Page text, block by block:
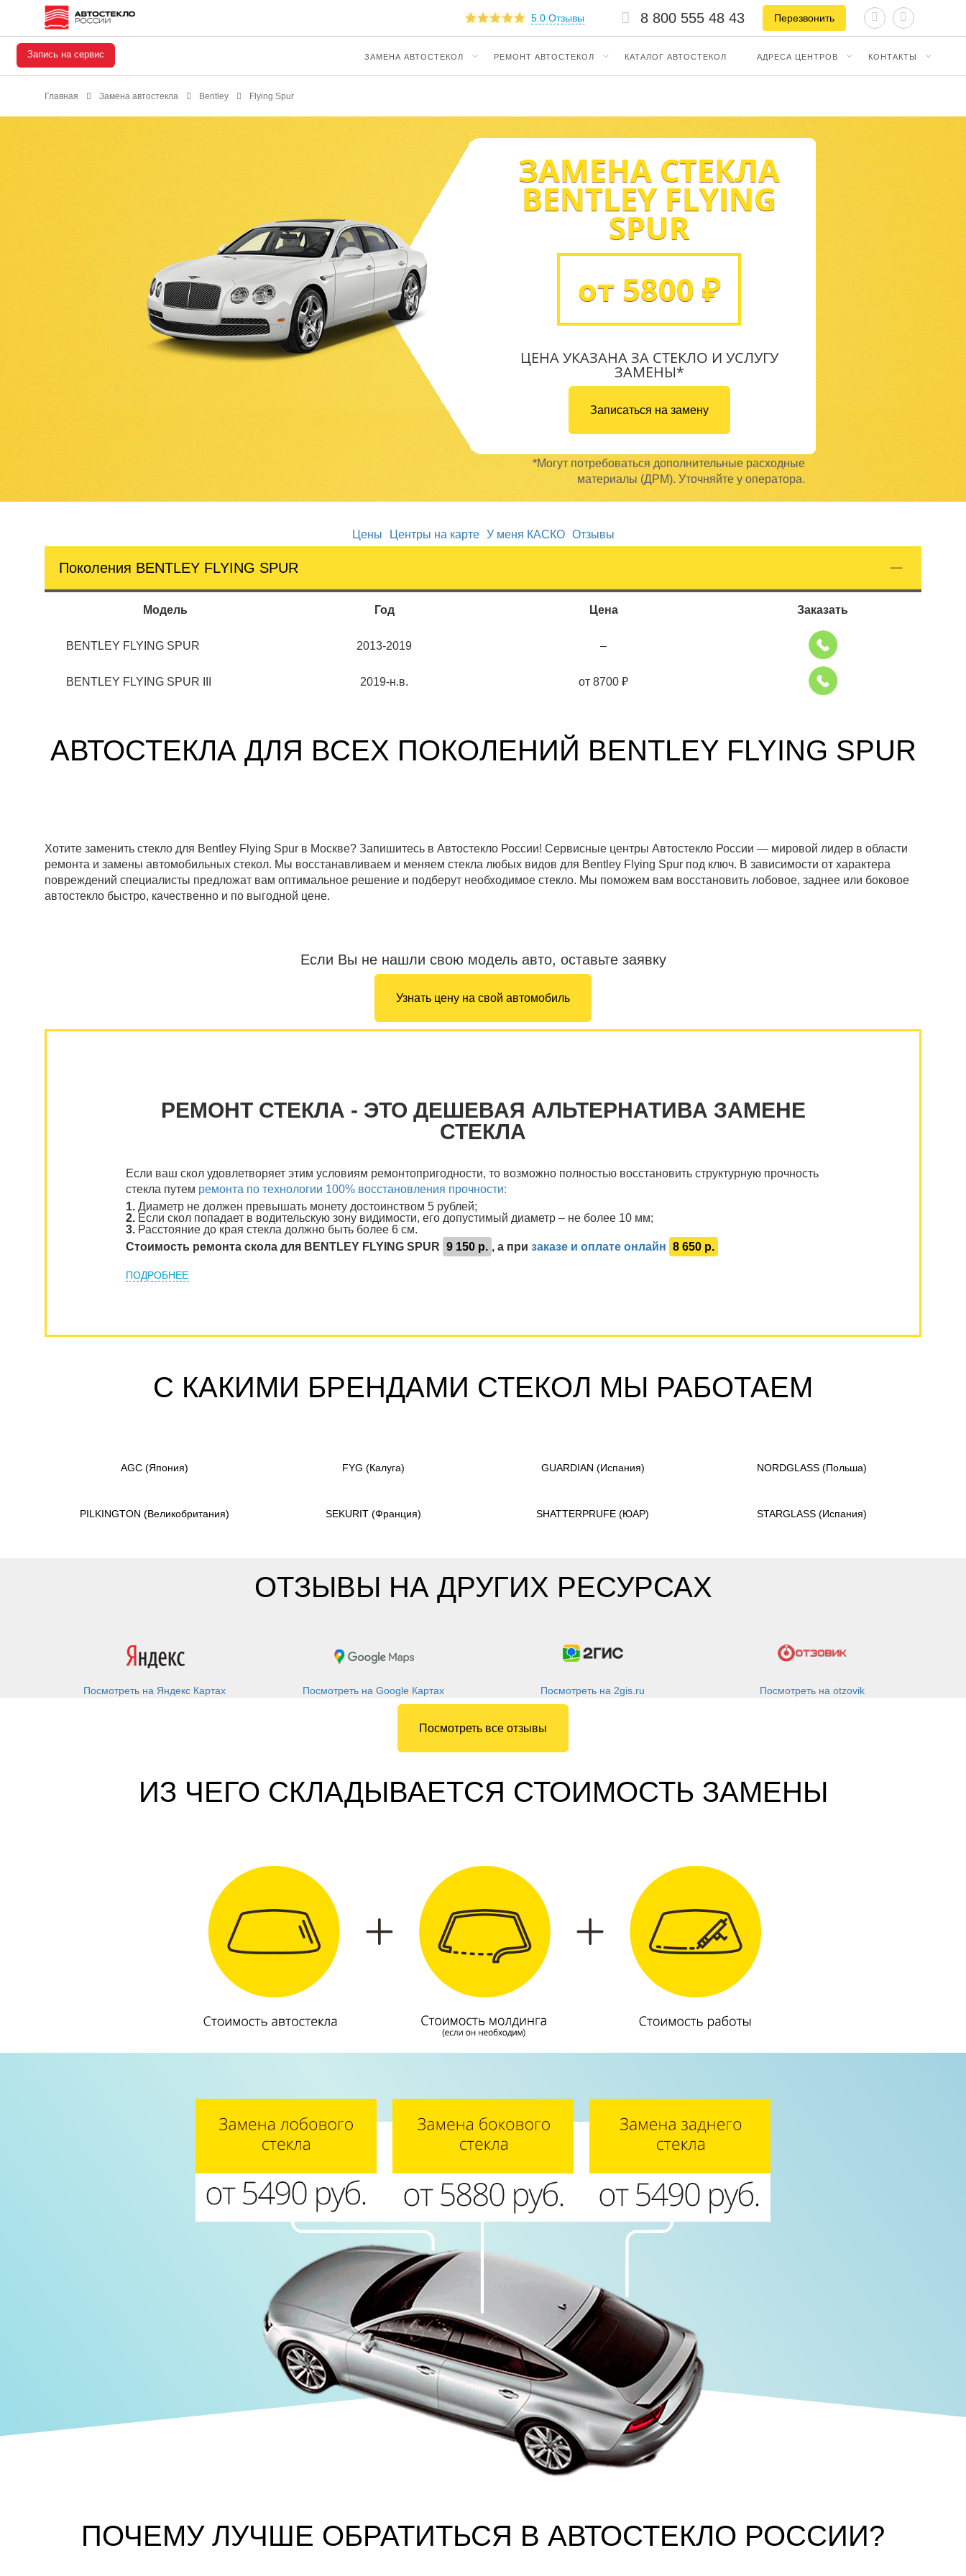
5.0 Отзывы 8 800 555 48 43 Перезвонить
Запись на сервис ЗАМЕНА АВТОСТЕКОЛ РЕМОНТ АВТОСТЕКОЛ КАТАЛОГ АВТОСТЕКОЛ АДРЕСА ЦЕНТРОВ КОНТАКТЫ
Главная Замена автостекла Bentley Flying Spur
ЗАМЕНА СТЕКЛА
BENTLEY FLYING
SPUR
от 5800 ₽
ЦЕНА УКАЗАНА ЗА СТЕКЛО И УСЛУГУ
ЗАМЕНЫ*
Записаться на замену
*Могут потребоваться дополнительные расходные
материалы (ДРМ). Уточняйте у оператора.
Цены Центры на карте У меня КАСКО Отзывы
Поколения BENTLEY FLYING SPUR
Модель Год Цена Заказать
BENTLEY FLYING SPUR 2013-2019 –
BENTLEY FLYING SPUR III 2019-н.в. от 8700 ₽
АВТОСТЕКЛА ДЛЯ ВСЕХ ПОКОЛЕНИЙ BENTLEY FLYING SPUR
Хотите заменить стекло для Bentley Flying Spur в Москве? Запишитесь в Автостекло России! Сервисные центры Автостекло России — мировой лидер в области
ремонта и замены автомобильных стекол. Мы восстанавливаем и меняем стекла любых видов для Bentley Flying Spur под ключ. В зависимости от характера
повреждений специалисты предложат вам оптимальное решение и подберут необходимое стекло. Мы поможем вам восстановить лобовое, заднее или боковое
автостекло быстро, качественно и по выгодной цене.
Если Вы не нашли свою модель авто, оставьте заявку
Узнать цену на свой автомобиль
РЕМОНТ СТЕКЛА - ЭТО ДЕШЕВАЯ АЛЬТЕРНАТИВА ЗАМЕНЕ
СТЕКЛА
Если ваш скол удовлетворяет этим условиям ремонтопригодности, то возможно полностью восстановить структурную прочность
стекла путем ремонта по технологии 100% восстановления прочности:
1. Диаметр не должен превышать монету достоинством 5 рублей;
2. Если скол попадает в водительскую зону видимости, его допустимый диаметр – не более 10 мм;
3. Расстояние до края стекла должно быть более 6 см.
Стоимость ремонта скола для BENTLEY FLYING SPUR 9 150 р. , а при заказе и оплате онлайн 8 650 р.
ПОДРОБНЕЕ
С КАКИМИ БРЕНДАМИ СТЕКОЛ МЫ РАБОТАЕМ
AGC (Япония) FYG (Калуга) GUARDIAN (Испания) NORDGLASS (Польша)
PILKINGTON (Великобритания) SEKURIT (Франция) SHATTERPRUFE (ЮАР) STARGLASS (Испания)
ОТЗЫВЫ НА ДРУГИХ РЕСУРСАХ
Посмотреть на Яндекс Картах Посмотреть на Google Картах Посмотреть на 2gis.ru Посмотреть на otzovik
Посмотреть все отзывы
ИЗ ЧЕГО СКЛАДЫВАЕТСЯ СТОИМОСТЬ ЗАМЕНЫ
ПОЧЕМУ ЛУЧШЕ ОБРАТИТЬСЯ В АВТОСТЕКЛО РОССИИ?